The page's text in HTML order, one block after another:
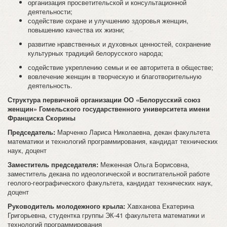
организация просветительской и консультационной
деятельности;
содействие охране и улучшению здоровья женщин,
повышению качества их жизни;
развитие нравственных и духовных ценностей, сохранение
культурных традиций белорусского народа;
содействие укреплению семьи и ее авторитета в обществе;
вовлечение женщин в творческую и благотворительную
деятельность.
Структура первичной организации ОО «Белорусский союз
женщин» Гомельского государственного университета имени
Франциска Скорины
Председатель: Марченко Лариса Николаевна, декан факультета
математики и технологий программирования, кандидат технических
наук, доцент
Заместитель председателя: Меженная Ольга Борисовна,
заместитель декана по идеологической и воспитательной работе
геолого-географического факультета, кандидат технических наук,
доцент
Руководитель молодежного крыла: Хавханова Екатерина
Григорьевна, студентка группы ЭК-41 факультета математики и
технологий программирования